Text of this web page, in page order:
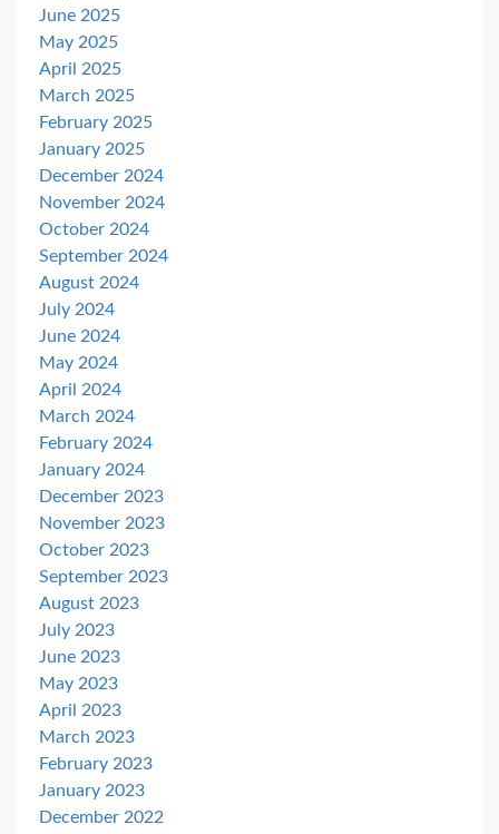
June 2025
May 2025
April 2025
March 2025
February 2025
January 2025
December 2024
November 2024
October 2024
September 2024
August 2024
July 2024
June 2024
May 2024
April 2024
March 2024
February 2024
January 2024
December 2023
November 2023
October 2023
September 2023
August 2023
July 2023
June 2023
May 2023
April 2023
March 2023
February 2023
January 2023
December 2022